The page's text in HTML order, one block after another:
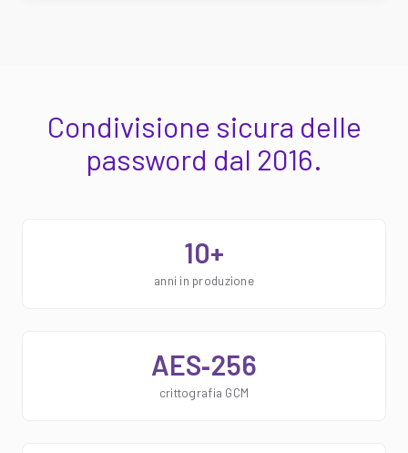
Condivisione sicura delle
password dal 2016.
10+
anni in produzione
AES‑256
crittografia GCM